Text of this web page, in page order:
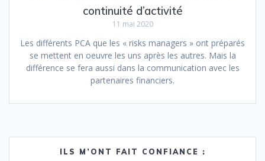
continuité d’activité
11 mai 2020
Les différents PCA que les « risks managers » ont préparés
se mettent en oeuvre les uns après les autres. Mais la
différence se fera aussi dans la communication avec les
partenaires financiers.
ILS M’ONT FAIT CONFIANCE :